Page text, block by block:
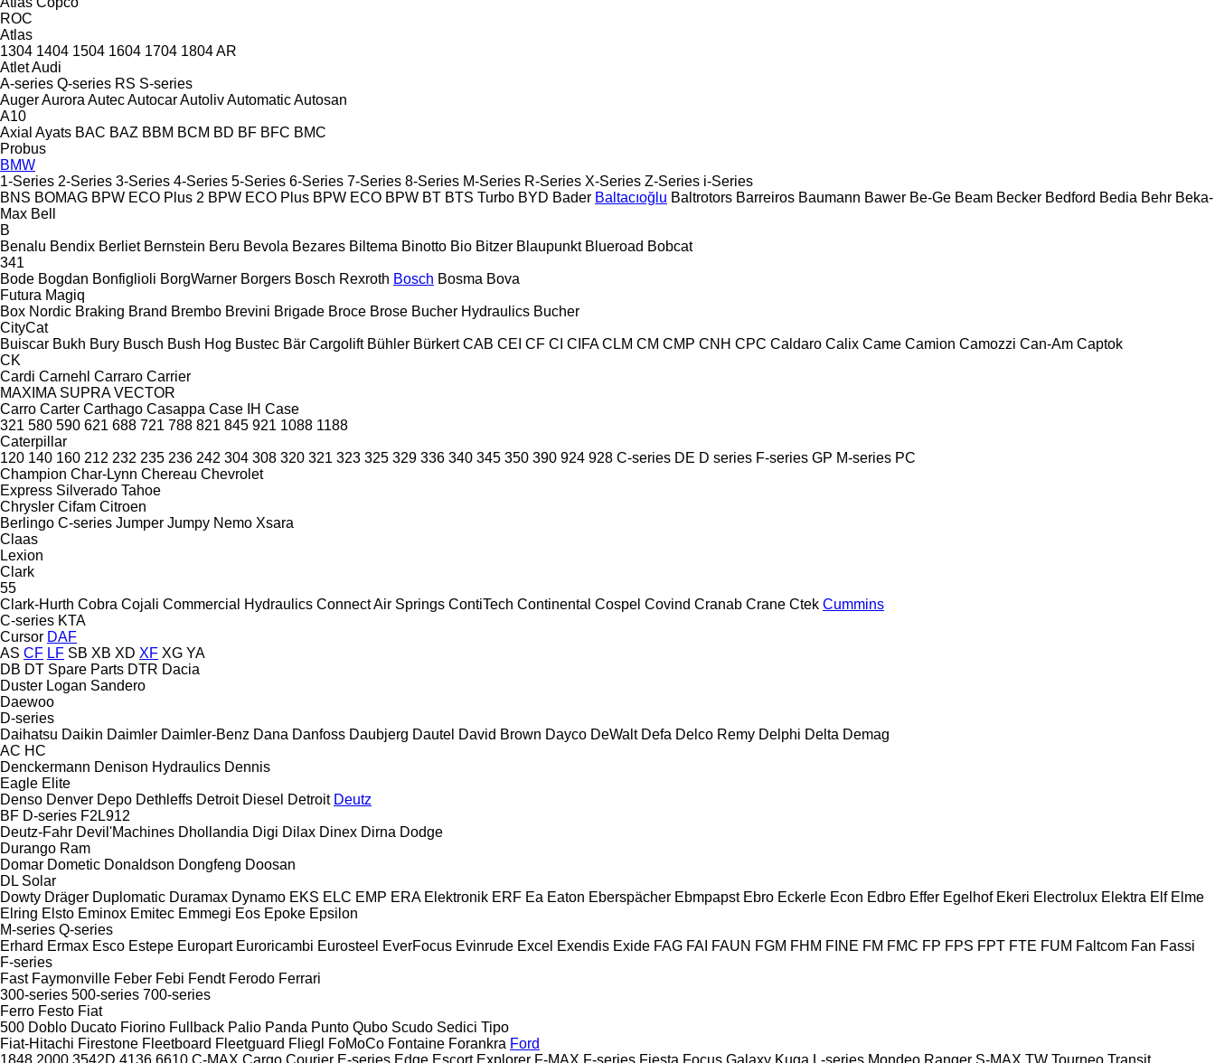
ROC
Atlas
1304 1404 1504 1604 1704 1804AR
AtletAudi
A-series Q-series RS S-series
AugerAurora AutecAutocarAutolivAutomaticAutosan
A10
Axial Ayats BAC BAZ BBM BCM BD BF BFC BMC
Probus
BMW
1-Series 2-Series 3-Series 4-Series 5-Series 6-Series 7-Series 8-Series M-Series R-Series X-Series Z-Series i-Series
BNS BOMAG BPW ECO Plus 2 BPW ECO Plus BPW ECO BPW BT BTS Turbo BYD Bader Baltacıoğlu Baltrotors Barreiros Baumann Bawer Be-Ge Beam Becker Bedford Bedia Behr Beka-
Max Bell
B
Benalu Bendix Berliet Bernstein Beru Bevola Bezares Biltema Binotto Bio Bitzer Blaupunkt Blueroad Bobcat
341
Bode Bogdan Bonfiglioli BorgWarner Borgers Bosch Rexroth Bosch Bosma Bova
Futura Magiq
Box Nordic Braking Brand Brembo Brevini Brigade Broce Brose Bucher Hydraulics Bucher
CityCat
Buiscar Bukh Bury Busch Bush Hog Bustec Bär Cargolift Bühler Bürkert CAB CEI CF CI CIFA CLM CM CMP CNH CPC Caldaro Calix Came Camion Camozzi Can-Am Captok
CK
Cardi Carnehl Carraro Carrier
MAXIMA SUPRA VECTOR
Carro Carter Carthago Casappa Case IH Case
321 580 590 621 688 721 788 821 845 921 1088 1188
Caterpillar
120 140 160 212 232 235 236 242 304 308 320 321 323 325 329 336 340 345 350 390 924 928 C-series DE D series F-series GP M-series PC
Champion Char-Lynn Chereau Chevrolet
Express Silverado Tahoe
Chrysler Cifam Citroen
Berlingo C-series Jumper Jumpy Nemo Xsara
Claas
Lexion
Clark
55
Clark-Hurth Cobra Cojali Commercial Hydraulics Connect Air Springs ContiTech Continental Cospel Covind Cranab Crane Ctek Cummins
C-series KTA
Cursor DAF
AS CF LF SB XB XD XF XG YA
DB DT Spare Parts DTR Dacia
Duster Logan Sandero
Daewoo
D-series
Daihatsu Daikin Daimler Daimler-Benz Dana Danfoss Daubjerg Dautel David Brown Dayco DeWalt Defa Delco Remy Delphi Delta Demag
AC HC
Denckermann Denison Hydraulics Dennis
Eagle Elite
Denso Denver Depo Dethleffs Detroit Diesel Detroit Deutz
BF D-series F2L912
Deutz-Fahr Devil'Machines Dhollandia Digi Dilax Dinex Dirna Dodge
Durango Ram
Domar Dometic Donaldson Dongfeng Doosan
DL Solar
Dowty Dräger Duplomatic Duramax Dynamo EKS ELC EMP ERA Elektronik ERF Ea Eaton Eberspächer Ebmpapst Ebro Eckerle Econ Edbro Effer Egelhof Ekeri Electrolux Elektra Elf Elme
Elring Elsto Eminox Emitec Emmegi Eos Epoke Epsilon
M-series Q-series
Erhard Ermax Esco Estepe Europart Euroricambi Eurosteel EverFocus Evinrude Excel Exendis Exide FAG FAI FAUN FGM FHM FINE FM FMC FP FPS FPT FTE FUM Faltcom Fan Fassi
F-series
Fast Faymonville Feber Febi Fendt Ferodo Ferrari
300-series 500-series 700-series
Ferro Festo Fiat
500 Doblo Ducato Fiorino Fullback Palio Panda Punto Qubo Scudo Sedici Tipo
Fiat-Hitachi Firestone Fleetboard Fleetguard Fliegl FoMoCo Fontaine Forankra Ford
1848 2000 3542D 4136 6610 C-MAX Cargo Courier E-series Edge Escort Explorer F-MAX F-series Fiesta Focus Galaxy Kuga L-series Mondeo Ranger S-MAX TW Tourneo Transit